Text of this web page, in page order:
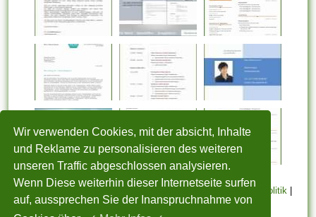
Wir verwenden Cookies, mit der absicht, Inhalte
und Reklame zu personalisieren des weiteren
unseren Traffic abgeschlossen analysieren.
Wenn Diese weiterhin dieser Internetseite surfen
auf, aussprechen Sie der Inanspruchnahme von
Cookie Politik|
Copyright| Nutzungsbedingungen| Sitemap| Kontakt